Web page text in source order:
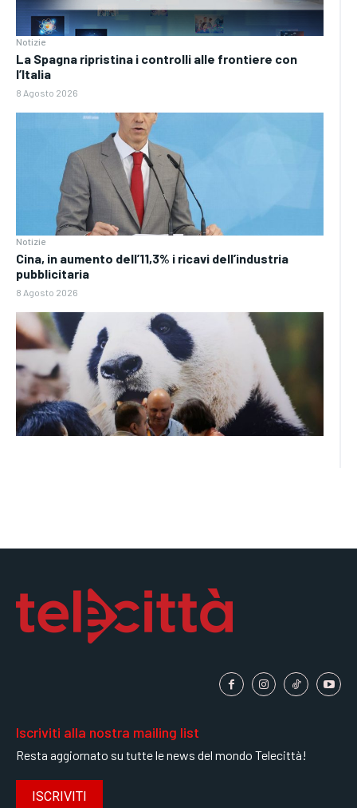
Notizie
La Spagna ripristina i controlli alle frontiere con
l’Italia
8 Agosto 2026
Notizie
Cina, in aumento dell’11,3% i ricavi dell’industria
pubblicitaria
8 Agosto 2026
Iscriviti alla nostra mailing list
Resta aggiornato su tutte le news del mondo Telecittà!
ISCRIVITI